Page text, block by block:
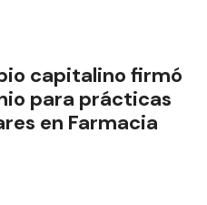
capitalino firmó
para prácticas
en Farmacia